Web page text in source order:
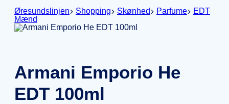
Øresundslinjen
Shopping Skønhed Parfume
EDT
Mænd
Armani Emporio He
EDT 100ml